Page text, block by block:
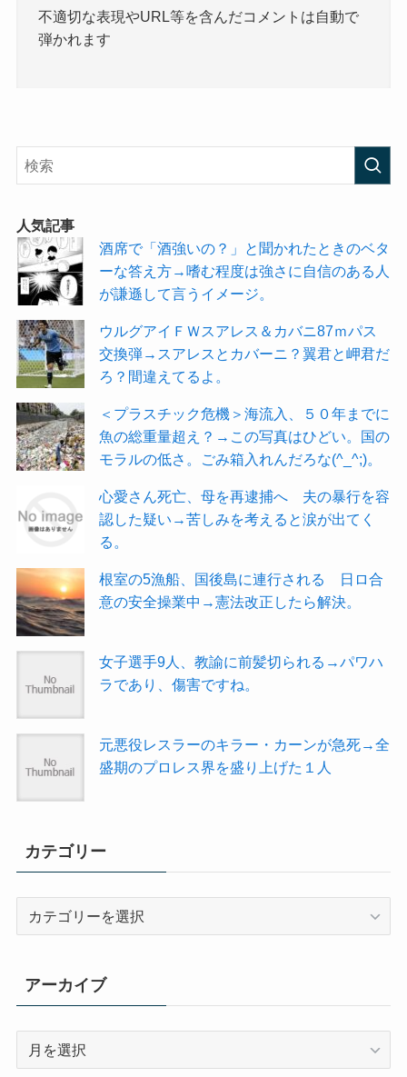
不適切な表現やURL等を含んだコメントは自動で
弾かれます
人気記事
酒席で「酒強いの？」と聞かれたときのベタ
ーな答え方→嗜む程度は強さに自信のある人
が謙遜して言うイメージ。
ウルグアイＦＷスアレス＆カバニ87ｍパス
交換弾→スアレスとカバーニ？翼君と岬君だ
ろ？間違えてるよ。
＜プラスチック危機＞海流入、５０年までに
魚の総重量超え？→この写真はひどい。国の
モラルの低さ。ごみ箱入れんだろな(^_^;)。
心愛さん死亡、母を再逮捕へ 夫の暴行を容
認した疑い→苦しみを考えると涙が出てく
る。
根室の5漁船、国後島に連行される 日ロ合
意の安全操業中→憲法改正したら解決。
女子選手9人、教諭に前髪切られる→パワハ
ラであり、傷害ですね。
元悪役レスラーのキラー・カーンが急死→全
盛期のプロレス界を盛り上げた１人
カテゴリー
リ
ー
アーカイブ